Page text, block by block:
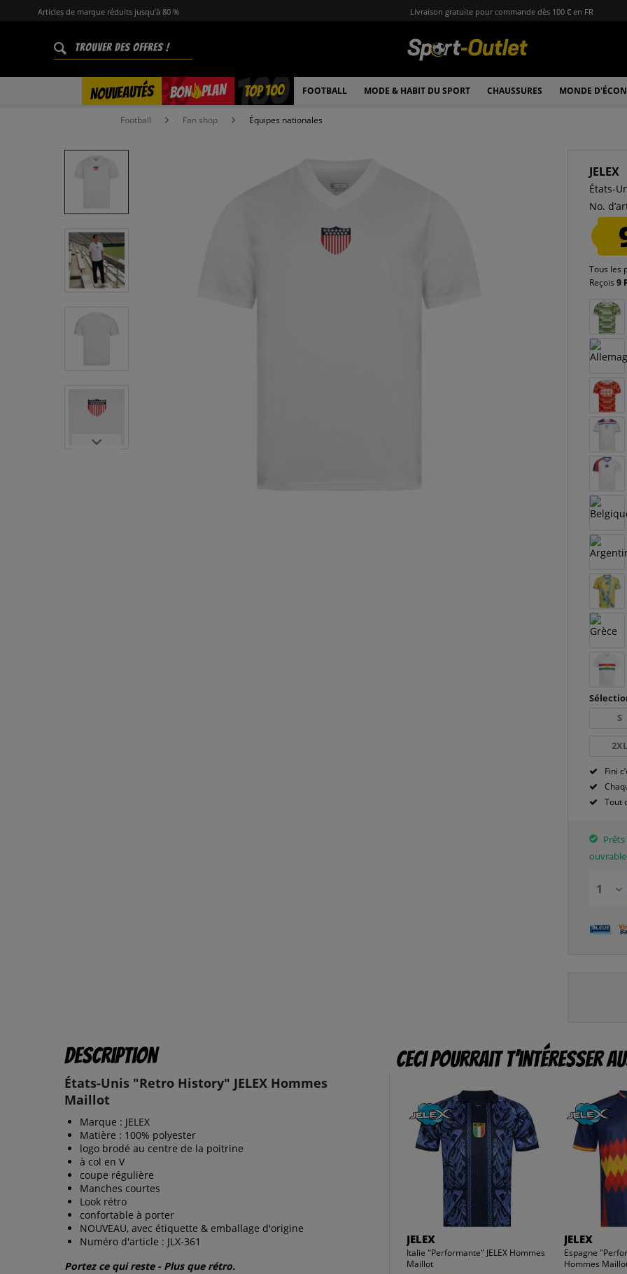
Articles de marque réduits jusqu’à 80 % Livraison gratuite pour commande dès 100 € en FR
NOUVEAUTÉS BON PLAN
% TOP 100 FOOTBALL MODE & HABIT DU SPORT CHAUSSURES MONDE
Football Fan shop Équipes nationales
JELEX
États-
No.
Tous les
Reçois9
S
2XL
Fini
Tout
Description
États-Unis "Retro History" JELEX Hommes
Maillot
Marque : JELEX
Matière : 100% polyester
logo brodé au centre de la poitrine
à col en V
coupe régulière
Manches courtes
Look rétro
confortable à porter
NOUVEAU, avec étiquette & emballage d'origine
Numéro d'article : JLX-361
Portez ce qui reste - Plus que rétro.
Ceci pourrait t’intéresser
JELEX
Italie "Performante" JELEX Hommes
Maillot
JELEX
Espagne
Hommes